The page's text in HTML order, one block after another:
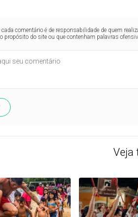
comentário é de responsabilidade de quem
propósito do site ou que contenham palavras
Veja